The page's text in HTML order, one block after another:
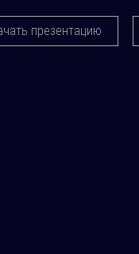
презентацию